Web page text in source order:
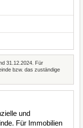
31.12.2024. Für
bzw. das zuständige
und
Für Immobilien